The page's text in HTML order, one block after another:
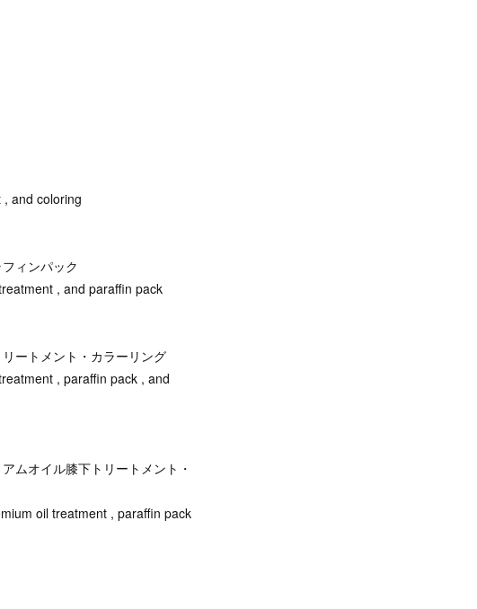
and coloring
ィンパック
, and paraffin pack
ートメント・カラーリング
, paraffin pack , and
ムオイル膝下トリートメント・
oil treatment , paraffin pack